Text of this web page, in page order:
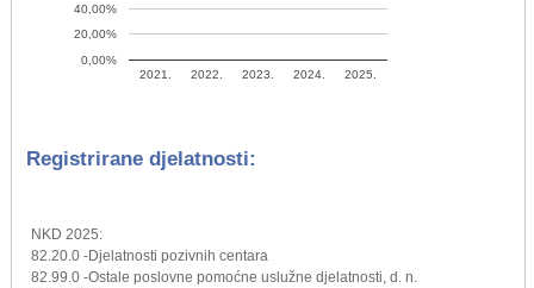
2021. 2022. 2023. 2024. 2025.
0,00%
20,00%
40,00%
Registrirane djelatnosti:
NKD 2025:
82.20.0 -Djelatnosti pozivnih centara
82.99.0 -Ostale poslovne pomoćne uslužne djelatnosti, d. n.